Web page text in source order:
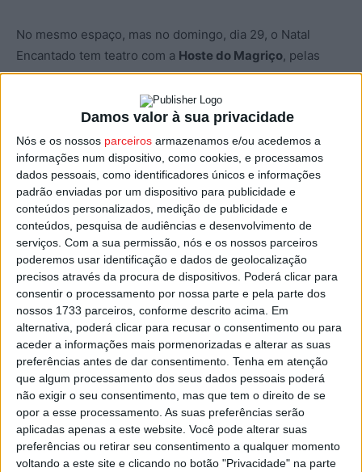
Damos valor à sua privacidade
Nós e os nossos parceiros armazenamos e/ou acedemos a
informações num dispositivo, como cookies, e processamos
dados pessoais, como identificadores únicos e informações
padrão enviadas por um dispositivo para publicidade e
conteúdos personalizados, medição de publicidade e
conteúdos, pesquisa de audiências e desenvolvimento de
serviços. Com a sua permissão, nós e os nossos parceiros
poderemos usar identificação e dados de geolocalização
precisos através da procura de dispositivos. Poderá clicar para
consentir o processamento por nossa parte e pela parte dos
nossos 1733 parceiros, conforme descrito acima. Em
alternativa, poderá clicar para recusar o consentimento ou para
aceder a informações mais pormenorizadas e alterar as suas
preferências antes de dar consentimento. Tenha em atenção
que algum processamento dos seus dados pessoais poderá
não exigir o seu consentimento, mas que tem o direito de se
opor a esse processamento. As suas preferências serão
aplicadas apenas a este website. Você pode alterar suas
preferências ou retirar seu consentimento a qualquer momento
voltando a este site e clicando no botão "Privacidade" na parte
No mesmo espaço, mas no domingo, dia 29, o Natal
Encantado tem teatro com a Hoste do Magriço, pelas
16:00.
A programação do Natal Encantado prossegue depois no
primeiro fim-de-semana de 2025, primeiro no dia 04 de
janeiro com a apresentação da peça ‘O Vison Azul’, pela
companhiaTeatraço , marcada para as 21:00, e no dia 05
pelas 15:00, e também no Cine-Fórum, vai acontecer um
Encontro de Janeiras.
Esta e outras notícias para ouvir na Estação Diária – 96.8
FM ou em
www.968.fm
Pub
TAGS Mara Pedro Natal Encantado Penedono